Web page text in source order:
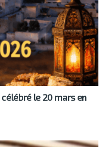
célébré le 20 mars en